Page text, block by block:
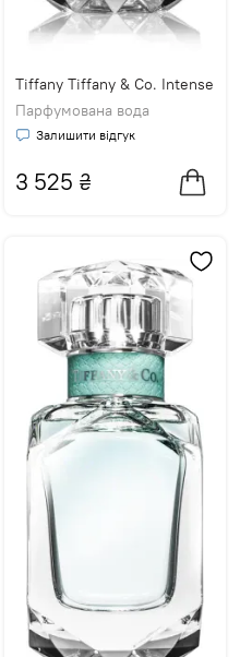
Tiffany Tiffany & Co. Intense
Парфумована вода
Залишити відгук
3 525 ₴